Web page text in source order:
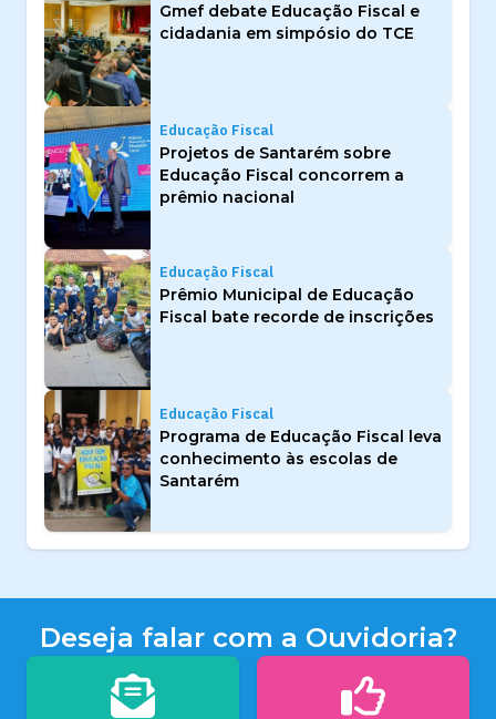
Gmef debate Educação Fiscal e
cidadania em simpósio do TCE
Educação Fiscal
Projetos de Santarém sobre
Educação Fiscal concorrem a
prêmio nacional
Educação Fiscal
Prêmio Municipal de Educação
Fiscal bate recorde de inscrições
Educação Fiscal
Programa de Educação Fiscal leva
conhecimento às escolas de
Santarém
Deseja falar com a Ouvidoria?